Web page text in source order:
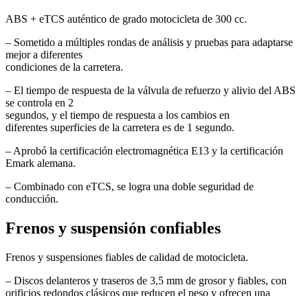
ABS + eTCS auténtico de grado motocicleta de 300 cc.
– Sometido a múltiples rondas de análisis y pruebas para adaptarse
mejor a diferentes
condiciones de la carretera.
– El tiempo de respuesta de la válvula de refuerzo y alivio del ABS
se controla en 2
segundos, y el tiempo de respuesta a los cambios en
diferentes superficies de la carretera es de 1 segundo.
– Aprobó la certificación electromagnética E13 y la certificación
Emark alemana.
– Combinado con eTCS, se logra una doble seguridad de
conducción.
Frenos y suspensión confiables
Frenos y suspensiones fiables de calidad de motocicleta.
– Discos delanteros y traseros de 3,5 mm de grosor y fiables, con
orificios redondos clásicos que reducen el peso y ofrecen una